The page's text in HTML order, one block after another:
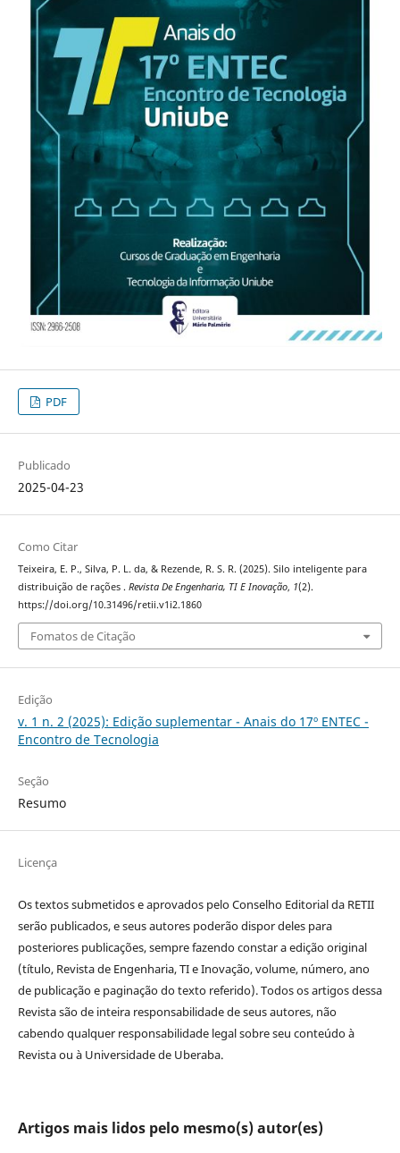
PDF
Publicado
2025-04-23
Como Citar
Teixeira, E. P., Silva, P. L. da, & Rezende, R. S. R. (2025). Silo inteligente para
distribuição de rações . Revista De Engenharia, TI E Inovação, 1(2).
https://doi.org/10.31496/retii.v1i2.1860
Fomatos de Citação
Edição
v. 1 n. 2 (2025): Edição suplementar - Anais do 17º ENTEC -
Encontro de Tecnologia
Seção
Resumo
Licença
Os textos submetidos e aprovados pelo Conselho Editorial da RETII
serão publicados, e seus autores poderão dispor deles para
posteriores publicações, sempre fazendo constar a edição original
(título, Revista de Engenharia, TI e Inovação, volume, número, ano
de publicação e paginação do texto referido). Todos os artigos dessa
Revista são de inteira responsabilidade de seus autores, não
cabendo qualquer responsabilidade legal sobre seu conteúdo à
Revista ou à Universidade de Uberaba.
Artigos mais lidos pelo mesmo(s) autor(es)